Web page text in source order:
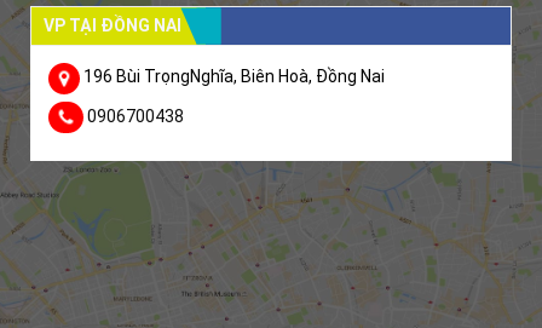
VP TẠI ĐỒNG NAI
196 Bùi TrọngNghĩa, Biên Hoà, Đồng Nai
0906700438